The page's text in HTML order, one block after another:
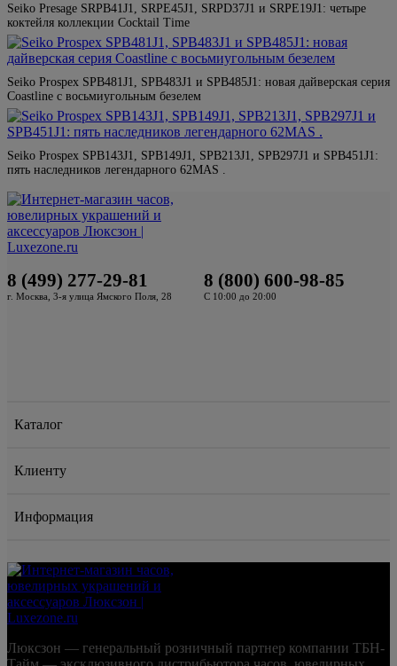
Seiko Presage SRPB41J1, SRPE45J1, SRPD37J1 и SRPE19J1: четыре
коктейля коллекции Cocktail Time
Seiko Prospex SPB481J1, SPB483J1 и SPB485J1: новая дайверская серия
Coastline с восьмиугольным безелем
Seiko Prospex SPB143J1, SPB149J1, SPB213J1, SPB297J1 и SPB451J1:
пять наследников легендарного 62MAS .
Каталог
Клиенту
Информация
8 (499) 277-29-81
г. Москва, 3-я улица Ямского Поля, 28
8 (800) 600-98-85
С 10:00 до 20:00
Люксзон — генеральный розничный партнер компании ТБН-